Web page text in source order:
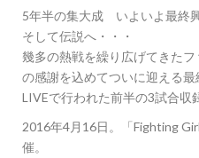
5年半の集大成 いよいよ最終
そして伝説へ・・・
幾多の熱戦を繰り広げてきた
の感謝を込めてついに迎える最
LIVEで行われた前半の3試合収
2016年4月16日。「Fighting
催。